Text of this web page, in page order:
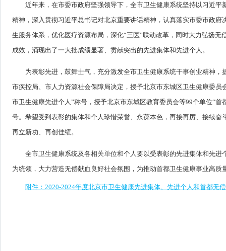
近年来，在市委市政府坚强领导下，全市卫生健康系统坚持以习近
精神，深入贯彻习近平总书记对北京重要讲话精神，认真落实市委市政
生服务体系，优化医疗资源布局，深化“三医”联动改革，同时大力弘扬
成效，涌现出了一大批成绩显著、贡献突出的先进集体和先进个人。
为表彰先进，鼓舞士气，充分激发全市卫生健康系统干事创业精神
市疾控局、市人力资源社会保障局决定，授予北京市东城区卫生健康委
市卫生健康先进个人”称号，授予北京市东城区教育委员会等99个单位“
号。希望受到表彰的集体和个人珍惜荣誉、永葆本色，再接再厉、接续
再立新功、再创佳绩。
全市卫生健康系统及各相关单位和个人要以受表彰的先进集体和先
为统领，大力营造无偿献血良好社会氛围，为推动首都卫生健康事业高质
附件：2020-2024年度北京市卫生健康先进集体、先进个人和首都无